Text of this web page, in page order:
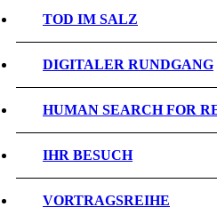
TOD IM SALZ
DIGITALER RUNDGANG
HUMAN SEARCH FOR
IHR BESUCH
VORTRAGSREIHE